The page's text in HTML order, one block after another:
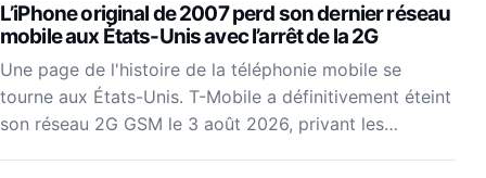
L’iPhone original de 2007 perd son dernier réseau
mobile aux États-Unis avec l’arrêt de la 2G
Une page de l'histoire de la téléphonie mobile se
tourne aux États-Unis. T-Mobile a définitivement éteint
son réseau 2G GSM le 3 août 2026, privant les…